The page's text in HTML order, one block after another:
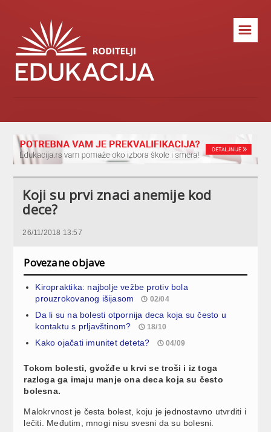
☰
Koji su prvi znaci anemije kod
dece?
26/11/2018 13:57
Povezane objave
Kiropraktika: najbolje vežbe protiv bola
prouzrokovanog išijasom
02/04
Da li su na bolesti otpornija deca koja su često u
kontaktu s prljavštinom?
18/10
Kako ojačati imunitet deteta? 04/09
Tokom bolesti, gvožđe u krvi se troši i iz toga
razloga ga imaju manje ona deca koja su često
bolesna.
Malokrvnost je česta bolest, koju je jednostavno utvrditi i
lečiti. Međutim, mnogi nisu svesni da su bolesni.